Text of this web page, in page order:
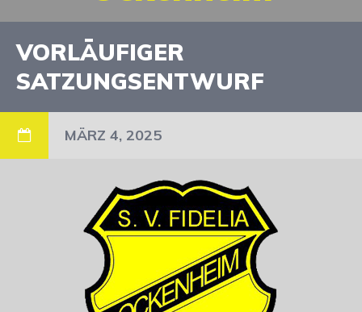
VORLÄUFIGER
SATZUNGSENTWURF
MÄRZ 4, 2025